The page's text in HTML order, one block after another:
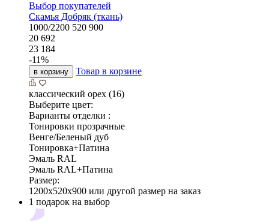
Выбор покупателей
Скамья Добряк (ткань)
1000/2200 520 900
20 692
23 184
-11%
в корзину Товар в корзине
классический орех (16)
Выберите цвет:
Варианты отделки :
Тонировки прозрачные
Венге/Беленый дуб
Тонировка+Патина
Эмаль RAL
Эмаль RAL+Патина
Размер:
1200x520x900 или другой размер на заказ
1 подарок на выбор